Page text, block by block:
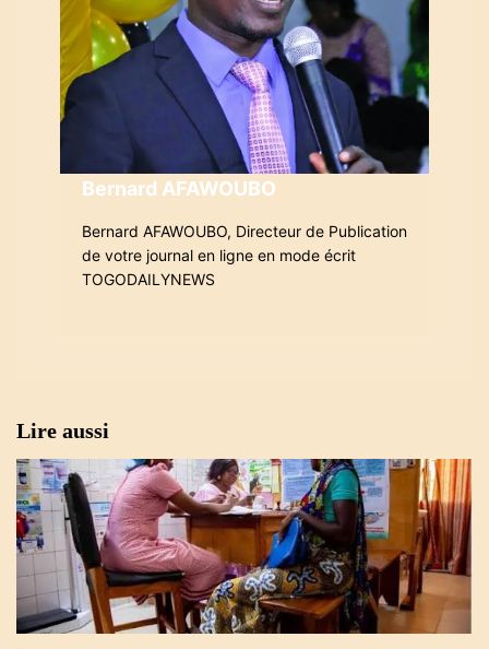
Bernard AFAWOUBO
Bernard AFAWOUBO, Directeur de Publication
de votre journal en ligne en mode écrit
TOGODAILYNEWS
Lire aussi